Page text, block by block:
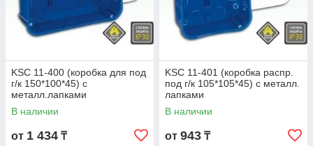
KSC 11-400 (коробка для под
г/к 150*100*45) с
металл.лапками
В наличии
от 1 434 ₸
KSC 11-401 (коробка распр.
под г/к 105*105*45) с металл.
лапками
В наличии
от 943 ₸